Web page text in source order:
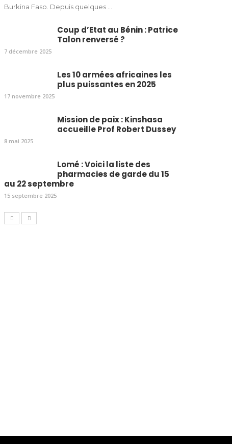
Burkina Faso. Depuis quelques ...
Coup d’Etat au Bénin : Patrice
Talon renversé ?
7 décembre 2025
Les 10 armées africaines les
plus puissantes en 2025
17 novembre 2025
Mission de paix : Kinshasa
accueille Prof Robert Dussey
8 mai 2025
Lomé : Voici la liste des
pharmacies de garde du 15
au 22 septembre
15 septembre 2025